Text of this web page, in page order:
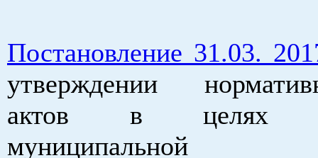
Постановление 31.03.
утверждении
актов в целях
муниципальной